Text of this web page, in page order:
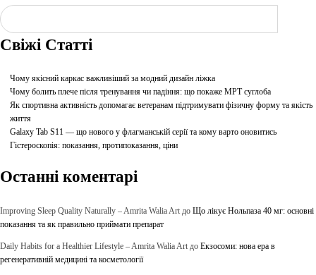
Свіжі Статті
Чому якісний каркас важливіший за модний дизайн ліжка
Чому болить плече після тренування чи падіння: що покаже МРТ суглоба
Як спортивна активність допомагає ветеранам підтримувати фізичну форму та якість
життя
Galaxy Tab S11 — що нового у флагманській серії та кому варто оновитись
Гістероскопія: показання, протипоказання, ціни
Останні коментарі
Improving Sleep Quality Naturally – Amrita Walia Art до Що лікує Нольпаза 40 мг: основні
показання та як правильно приймати препарат
Daily Habits for a Healthier Lifestyle – Amrita Walia Art до Екзосоми: нова ера в
регенеративній медицині та косметології